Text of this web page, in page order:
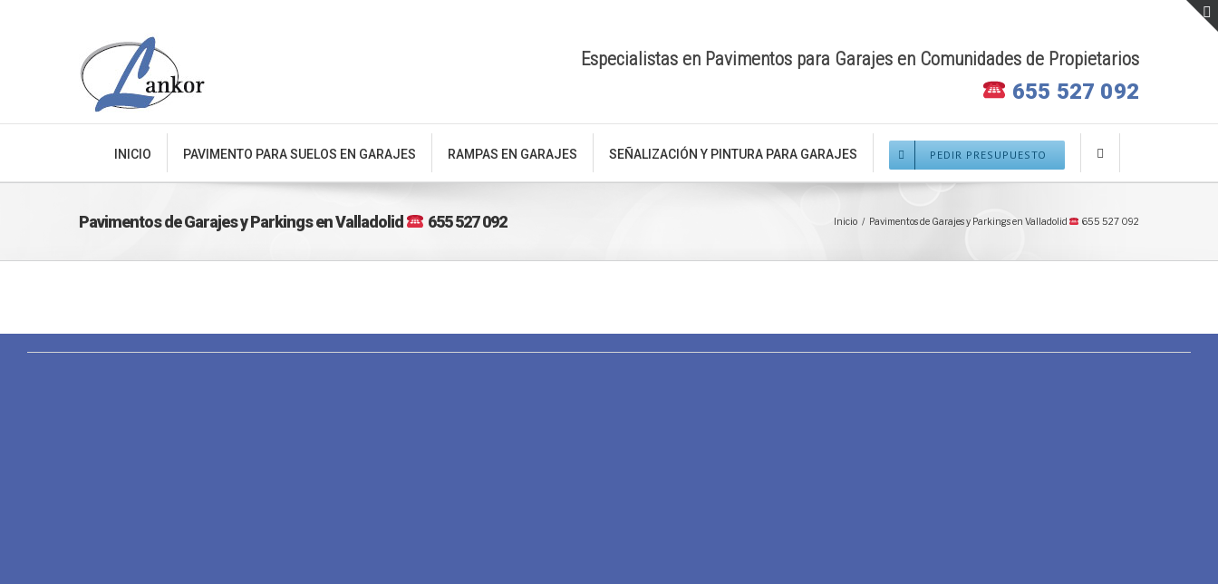
Especialistas en Pavimentos para Garajes en Comunidades de Propietarios
655 527 092
INICIO PAVIMENTO PARA SUELOS EN GARAJES RAMPAS EN GARAJES SEÑALIZACIÓN Y PINTURA PARA GARAJES PEDIR PRESUPUESTO
Pavimentos de Garajes y Parkings en Valladolid 655 527 092 Inicio / Pavimentos de Garajes y Parkings en Valladolid 655 527 092